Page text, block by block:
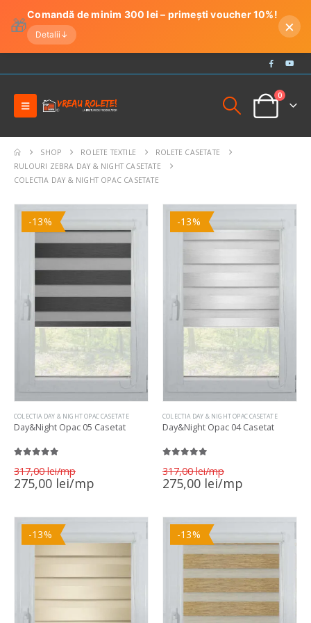
🎁
Comandă de minim 300 lei – primești voucher 10%!
Detalii ↓ ×
0
SHOP ROLETE TEXTILE
ROLETE CASETATE
RULOURI ZEBRA DAY & NIGHT CASETATE
COLECTIA DAY & NIGHT OPAC CASETATE
-13%
COLECTIA DAY & NIGHT OPAC CASETATE
Day&Night Opac 05 Casetat
317,00lei
inițial
a
317,00 lei.
275,00 lei
275,00 lei.
-13%
COLECTIA DAY & NIGHT OPAC CASETATE
Day&Night Opac 04 Casetat
317,00lei
inițial
a
317,00 lei.
275,00 lei
275,00 lei.
-13% -13%